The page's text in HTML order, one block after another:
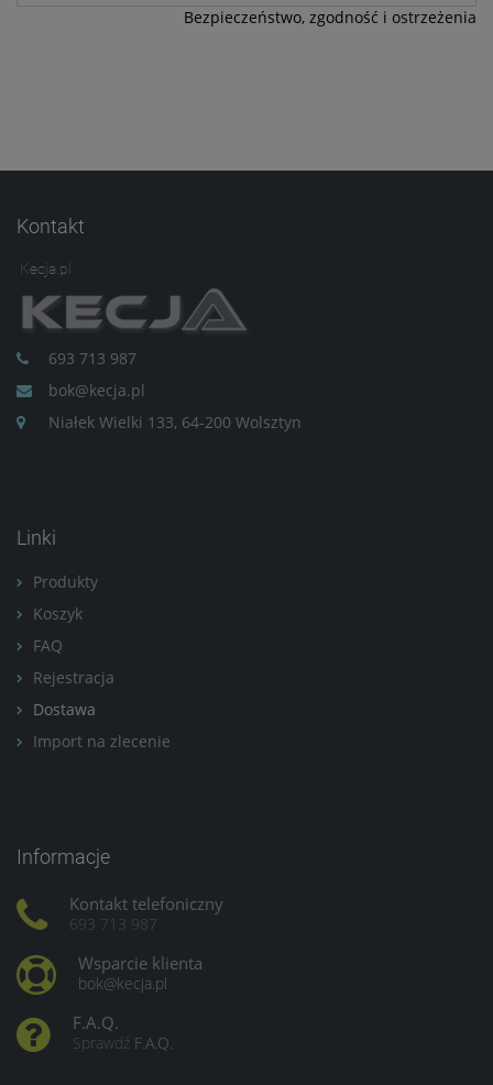
Bezpieczeństwo, zgodność i ostrzeżenia
Kontakt
Kecja.pl
693 713 987
bok@kecja.pl
Niałek Wielki 133, 64-200 Wolsztyn
Linki
Produkty
Koszyk
FAQ
Rejestracja
Dostawa
Import na zlecenie
Informacje
Kontakt telefoniczny
693 713 987
Wsparcie klienta
bok@kecja.pl
F.A.Q.
Sprawdź F.A.Q.